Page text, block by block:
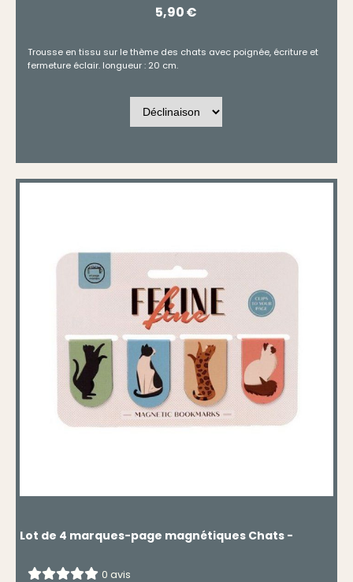
5,90€
Trousse en tissu sur le thème des chats avec poignée, écriture et
fermeture éclair. longueur : 20 cm.
Lot de 4 marques-page magnétiques Chats -
0 avis